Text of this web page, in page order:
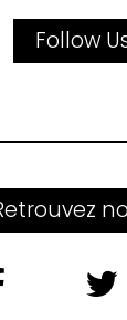
Follow